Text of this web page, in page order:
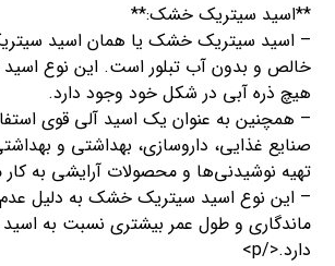
**اسید سیتریک خشک:**
– اسید سیتریک خشک یا همان اسید
خالص و بدون آب تبلور است. این نوع
هیچ ذره آبی در شکل خود وجود دارد.
– همچنین به عنوان یک اسید آلی قوی
صنایع غذایی، داروسازی، بهداشتی و
تهیه نوشیدنی‌ها و محصولات آرایشی به
– این نوع اسید سیتریک خشک به دلیل
ماندگاری و طول عمر بیشتری نسبت به اسید
دارد.</p>